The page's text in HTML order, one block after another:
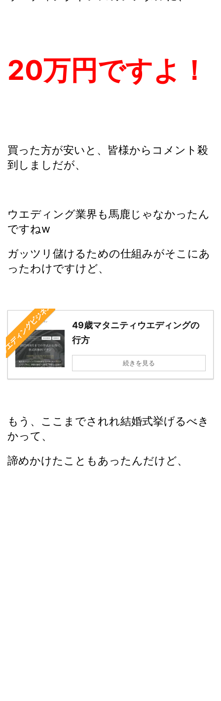
20万円ですよ！
買った方が安いと、皆様からコメント殺
到しましだが、
ウエディング業界も馬鹿じゃなかったん
ですねw
ガッツリ儲けるための仕組みがそこにあ
ったわけですけど、
ィングビジネス
49歳マタニティウエディングの
行方
続きを見る
もう、ここまでされれ結婚式挙げるべき
かって、
諦めかけたこともあったんだけど、